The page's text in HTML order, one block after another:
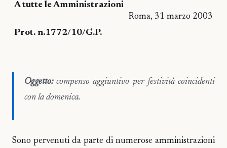
A tutte le Amministrazioni
Prot. n.1772/10/G.P.
Roma, 31 marzo 2003
Oggetto:compenso aggiuntivo per festività coincidenti
con la domenica.
Sono pervenuti da parte di numerose amministrazioni